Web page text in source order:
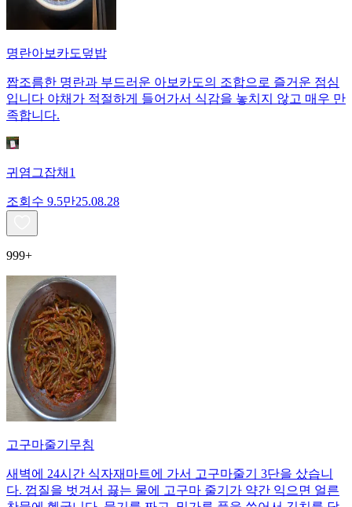
명란아보카도덮밥
짭조름한 명란과 부드러운 아보카도의 조합으로 즐거운 점심
입니다 야채가 적절하게 들어가서 식감을 놓치지 않고 매우 만
족합니다.
귀염그잡채1
조회수 9.5만25.08.28
999+
고구마줄기무침
새벽에 24시간 식자재마트에 가서 고구마줄기 3단을 샀습니
다. 껍질을 벗겨서 끓는 물에 고구마 줄기가 약간 익으면 얼른